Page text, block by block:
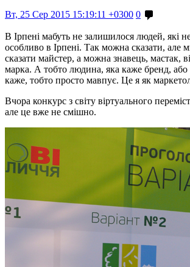
Вт, 25 Сер 2015 15:19:11 +0300 0
В Ірпені мабуть не залишилося людей, які
особливо в Ірпені. Так можна сказати, але
сказати майстер, а можна знавець, мастак,
марка. А тобто людина, яка каже бренд, або
каже, тобто просто мавпує. Це я як
Вчора конкурс з світу віртуального
але це вже не смішно.